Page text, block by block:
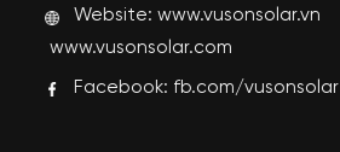
Website:www.vusonsolar.vn
www.vusonsolar.com
Facebook: fb.com/vusonsolar